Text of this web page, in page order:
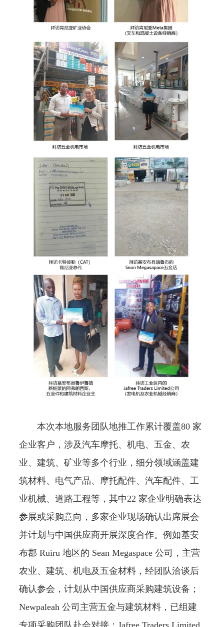
本次本地服务团队地推工作累计覆盖80 家
企业客户，涉及汽车摩托、机电、五金、农
业、建筑、矿业等多个行业，细分领域涵盖建
筑材料、电气产品、摩托配件、汽车配件、工
业机械、道路工程等，其中22 家企业明确表达
参展或采购意向，多家企业现场确认出席展会
并计划与中国供应商开展深度合作。例如基安
布郡 Ruiru 地区的 Sean Megaspace 公司，主营
农业、建筑、机电及五金材料，经团队洽谈后
确认参会，计划从中国供应商采购建筑设备；
Newpaleah 公司主营五金与建筑材料，已组建